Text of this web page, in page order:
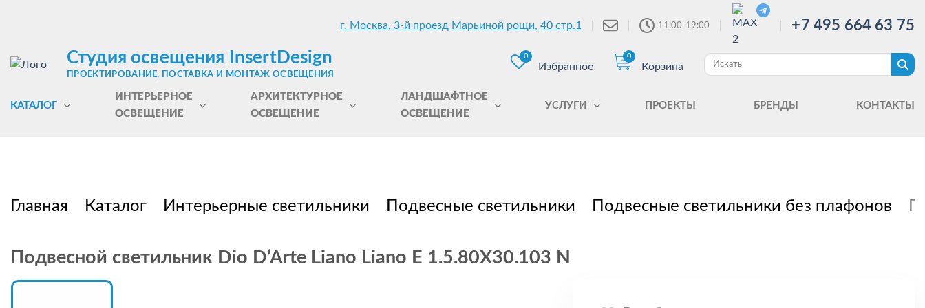
г. Москва, 3-й проезд Марьиной рощи, 40 стр.1 11:00-19:00 +7 495 664 63 75
Студия освещения InsertDesign
ПРОЕКТИРОВАНИЕ, ПОСТАВКА И МОНТАЖ ОСВЕЩЕНИЯ
0
Избранное
0
Корзина
КАТАЛОГ
ИНТЕРЬЕРНОЕ
ОСВЕЩЕНИЕ
АРХИТЕКТУРНОЕ
ОСВЕЩЕНИЕ
ЛАНДШАФТНОЕ
ОСВЕЩЕНИЕ
УСЛУГИ ПРОЕКТЫ БРЕНДЫ КОНТАКТЫ
Главная Каталог Интерьерные светильники Подвесные светильники Подвесные светильники без плафонов
Подвесной светильник Dio D’Arte Liano Liano E 1.5.80X30.103 N